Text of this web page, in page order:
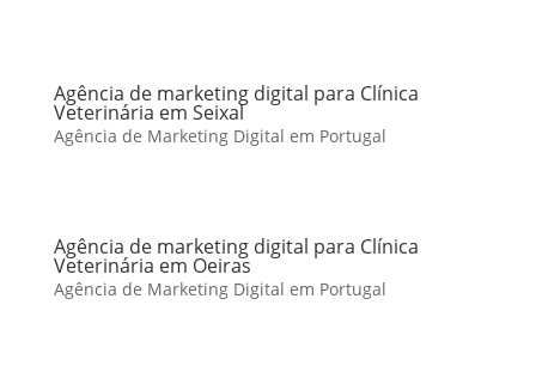
Agência de marketing digital para Clínica
Veterinária em Seixal
Agência de Marketing Digital em Portugal
Agência de marketing digital para Clínica
Veterinária em Oeiras
Agência de Marketing Digital em Portugal